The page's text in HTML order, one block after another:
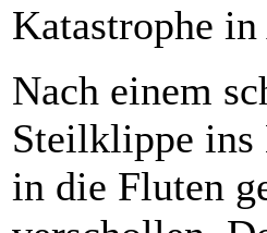
Katastrophe
Nach einem
Steilklippe ins
in die Fluten